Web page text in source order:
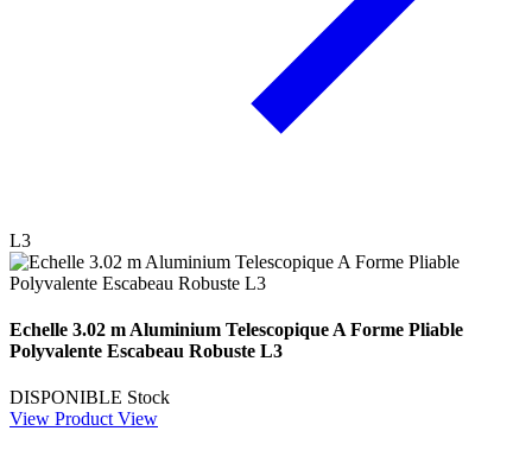
L3
Echelle 3.02 m Aluminium Telescopique A Forme Pliable
Polyvalente Escabeau Robuste L3
DISPONIBLE Stock
View Product View